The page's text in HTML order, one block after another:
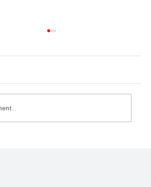
որոշում